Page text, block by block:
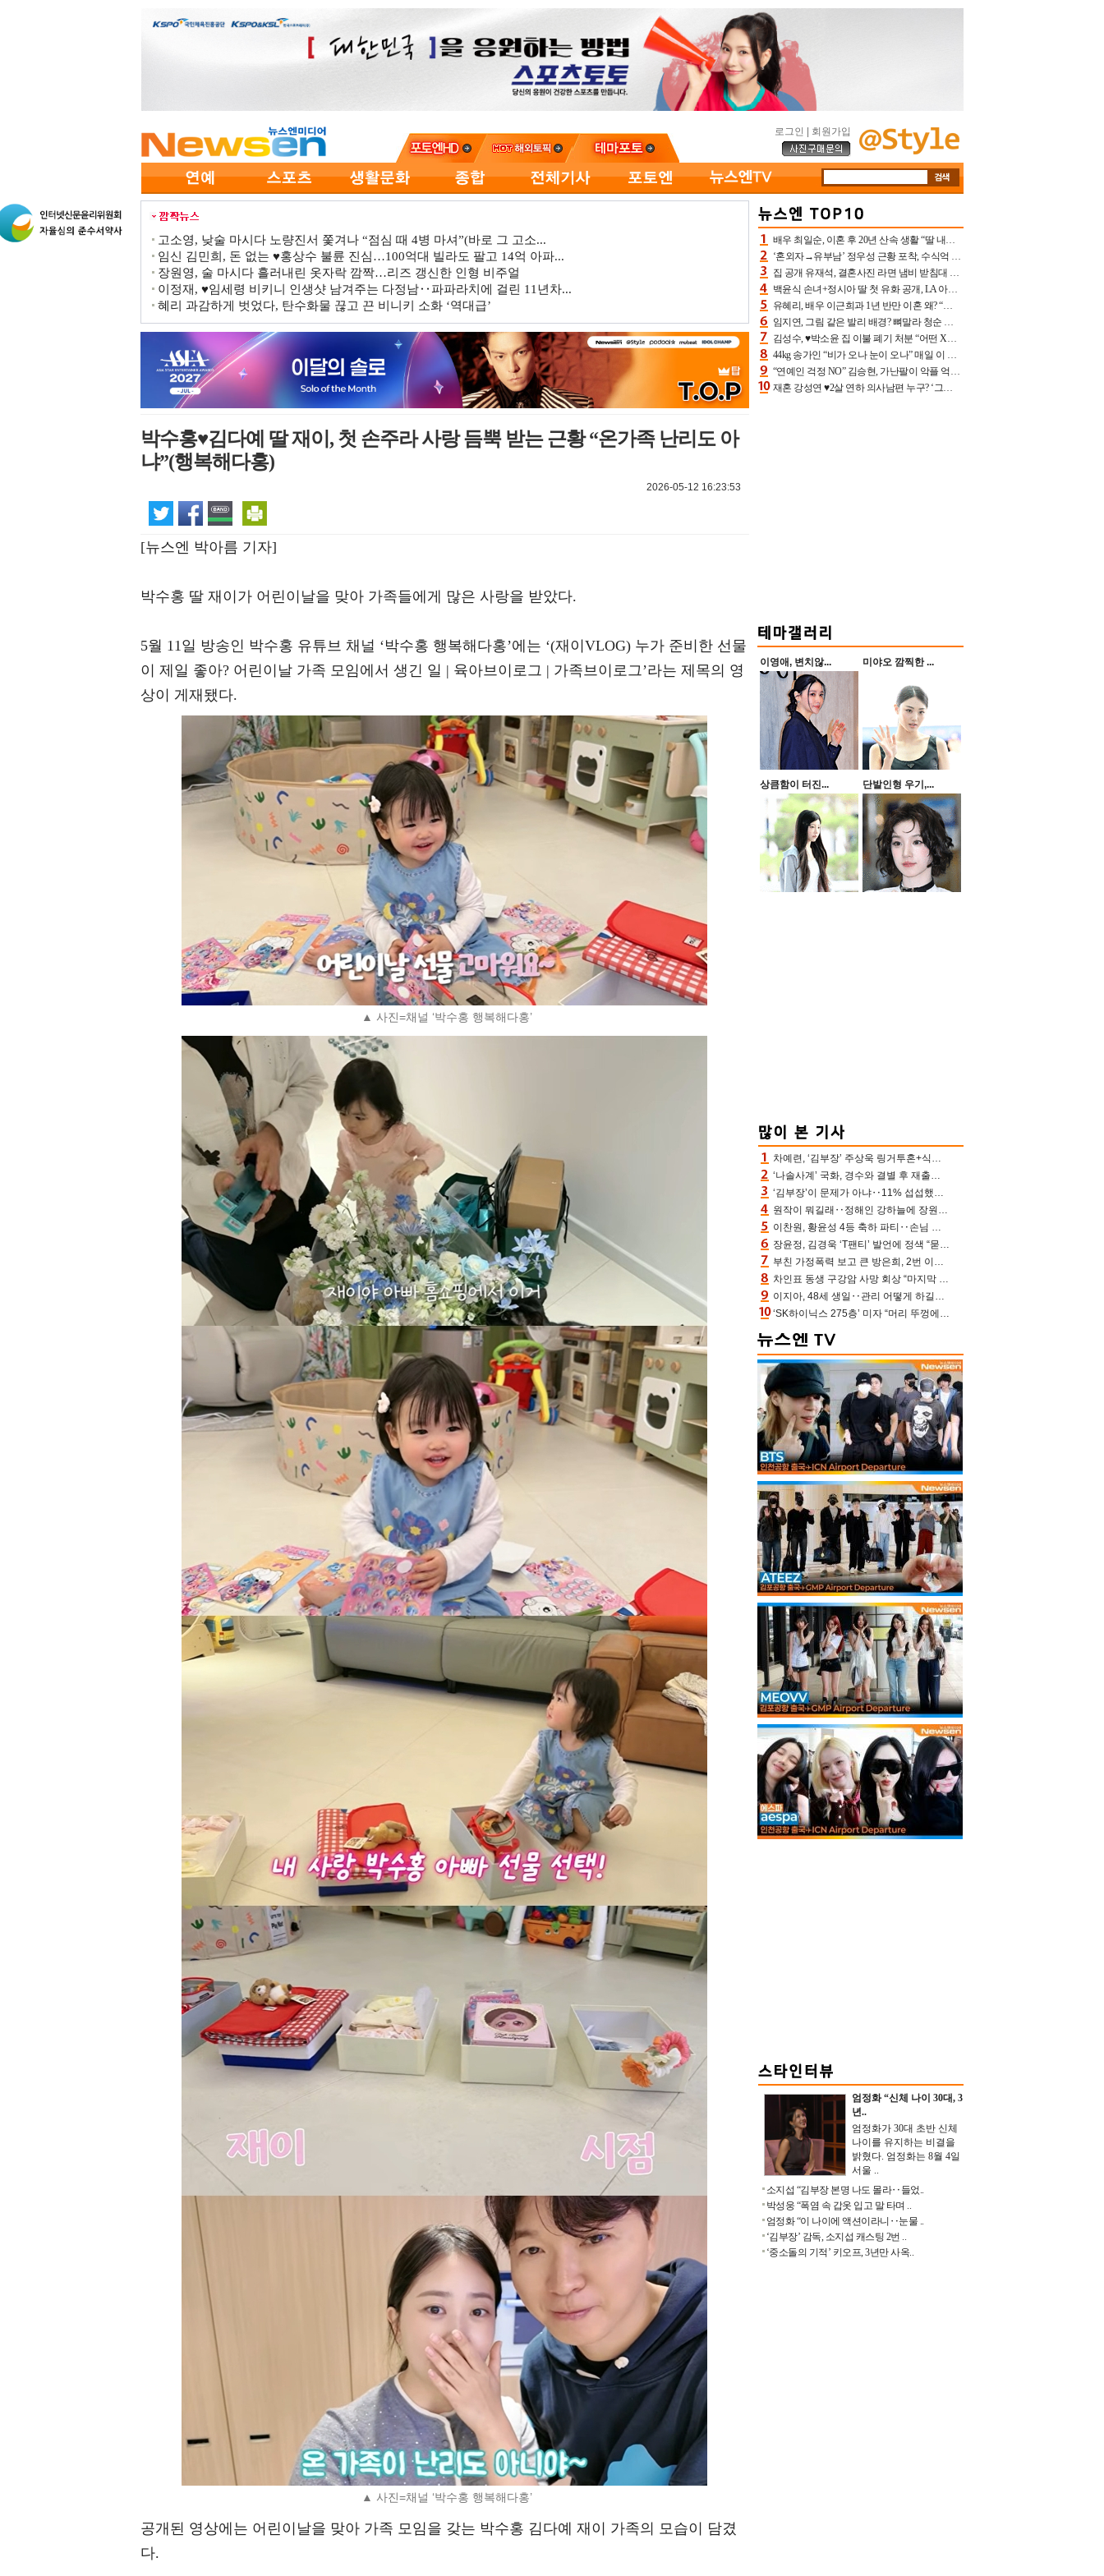
로그인 회원가입
고소영, 낮술 마시다 노량진서 쫓겨나 “점심 때 4병 마셔”(바로 그 고소...
임신 김민희, 돈 없는 ♥홍상수 불륜 진심…100억대 빌라도 팔고 14억 아파...
장원영, 술 마시다 흘러내린 옷자락 깜짝…리즈 갱신한 인형 비주얼
이정재, ♥임세령 비키니 인생샷 남겨주는 다정남‥파파라치에 걸린 11년차...
혜리 과감하게 벗었다, 탄수화물 끊고 끈 비니키 소화 ‘역대급’
박수홍♥김다예 딸 재이, 첫 손주라 사랑 듬뿍 받는 근황 “온가족 난리도 아
냐”(행복해다홍)
2026-05-12 16:23:53
[뉴스엔 박아름 기자]
박수홍 딸 재이가 어린이날을 맞아 가족들에게 많은 사랑을 받았다.
5월 11일 방송인 박수홍 유튜브 채널 ‘박수홍 행복해다홍’에는 ‘(재이VLOG) 누가 준비한 선물
이 제일 좋아? 어린이날 가족 모임에서 생긴 일 | 육아브이로그 | 가족브이로그’라는 제목의 영
상이 게재됐다.
▲ 사진=채널 ‘박수홍 행복해다홍’
▲ 사진=채널 ‘박수홍 행복해다홍’
공개된 영상에는 어린이날을 맞아 가족 모임을 갖는 박수홍 김다예 재이 가족의 모습이 담겼
다.
배우 최일순, 이혼 후 20년 산속 생활 “딸 내가 버렸다고 원망‥맘 아파”(특종)[어제TV]
‘혼외자→유부남’ 정우성 근황 포착, 수식억 해킹 피해 후배 만났다 “존경하는”
집 공개 유재석, 결혼사진 라면 냄비 받침대 되고 분노‥가족사진도 피해(놀뭐)[어제TV]
백윤식 손녀+정시아 딸 첫 유화 공개, LA 아트쇼→서울국제조각페스타 작가다운 수준급 실력
유혜리, 배우 이근희과 1년 반만 이혼 왜? “식칼 꽂고 의자 던져” 충격 폭로(특종)[어제TV]
임지연, 그림 같은 발리 배경? 뼈말라 청순 비키니 핏에 상대 안 되네
김성수, ♥박소윤 집 이불 폐기 처분 “어떤 X이랑 썼을지 몰라” 질투(신랑수업2)[어제TV]
44kg 송가인 “비가 오나 눈이 오나” 매일 이 운동, 허벅지 근육량 상승+체지방 감소
“연예인 걱정 NO” 김승현, 가난팔이 악플 억울할만‥아내+딸과 日 여행
재혼 강성연 ♥2살 연하 의사남편 누구? ‘그알’ 자문의에 훈남 비주얼 초엘리트 스펙 [종합]
이영애, 변치않... 미야오 깜찍한 ...
상큼함이 터진... 단발인형 우기,...
차예련, ‘김부장’ 주상욱 링거투혼+식스팩 비화 “옷 벗는데 아저씨는 안 된다고”(차장금)
‘나솔사계’ 국화, 경수와 결별 후 재출연…첫인상 3표 몰표
‘김부장’이 문제가 아냐‥11% 섭섭했던 ‘재벌X형사2’ 돈·빽 총동원해 컴백 [TV보고서]
원작이 뭐길래‥정해인 강하늘에 장원영까지 참여한 이 영화
이찬원, 황윤성 4등 축하 파티‥손님 모으려 블랙핑크 지수와 친한 척(편스토랑)[어제TV]
장윤정, 김경욱 ‘T팬티’ 발언에 정색 “묻지 않았는데, 그것도 성희롱”(장공장)
부친 가정폭력 보고 큰 방은희, 2번 이혼 후 잠수→母 고독사에 자책(특종세상)[어제TV]
차인표 동생 구강암 사망 회상 “마지막 순간 동생 손 잡아준 신애라, 두고두고 고마워” (신애라이프)
이지아, 48세 생일‥관리 어떻게 하길래 놀라운 동안 미모
‘SK하이닉스 275층’ 미자 “머리 뚜껑에서 사, 주식만 안 해도 돈 버는 것”
엄정화 “신체 나이 30대, 3
년..
엄정화가 30대 초반 신체
나이를 유지하는 비결을
밝혔다. 엄정화는 8월 4일
서울 ..
소지섭 “김부장 본명 나도 몰라‥들었..
박성웅 “폭염 속 갑옷 입고 말 타며 ..
엄정화 “이 나이에 액션이라니‥눈물 ..
‘김부장’ 감독, 소지섭 캐스팅 2번 ..
‘중소돌의 기적’ 키오프, 3년만 사옥..